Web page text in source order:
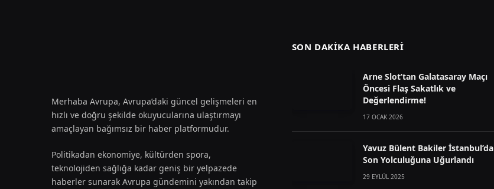
Merhaba Avrupa, Avrupa’daki güncel gelişmeleri en
hızlı ve doğru şekilde okuyucularına ulaştırmayı
amaçlayan bağımsız bir haber platformudur.
Politikadan ekonomiye, kültürden spora,
teknolojiden sağlığa kadar geniş bir yelpazede
haberler sunarak Avrupa gündemini yakından takip
SON DAKIKA HABERLERI
Arne Slot’tan Galatasaray Maçı
Öncesi Flaş Sakatlık ve
Değerlendirme!
17 OCAK 2026
Yavuz Bülent Bakiler İstanbul’da
Son Yolculuğuna Uğurlandı
29 EYLÜL 2025